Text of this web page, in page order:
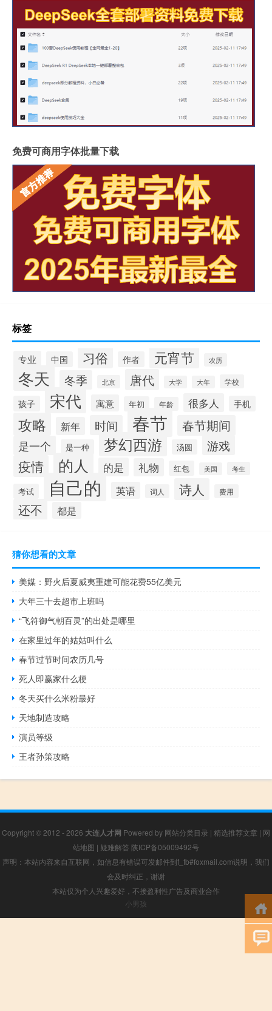
免费可商用字体批量下载
标签
专业 中国 习俗 作者 元宵节 农历
冬天 冬季 北京 唐代 大学 大年 学校
孩子 宋代 寓意 年初 年龄 很多人 手机
攻略 新年 时间 春节 春节期间
是一个 是一种 梦幻西游 汤圆 游戏
疫情 的人 的是 礼物 红包 美国 考生
考试 自己的 英语 词人 诗人 费用
还不 都是
猜你想看的文章
美媒：野火后夏威夷重建可能花费55亿美元
大年三十去超市上班吗
“飞符御气朝百灵”的出处是哪里
在家里过年的姑姑叫什么
春节过节时间农历几号
死人即赢家什么梗
冬天买什么米粉最好
天地制造攻略
演员等级
王者孙策攻略
Copyright © 2012 - 2026 大连人才网 Powered by 网站分类目录 | 精选推荐文章 | 网
站地图 | 疑难解答 陕ICP备05009492号
声明：本站内容来自互联网，如信息有错误可发邮件到f_fb#foxmail.com说明，我们
会及时纠正，谢谢
本站仅为个人兴趣爱好，不接盈利性广告及商业合作
小男孩